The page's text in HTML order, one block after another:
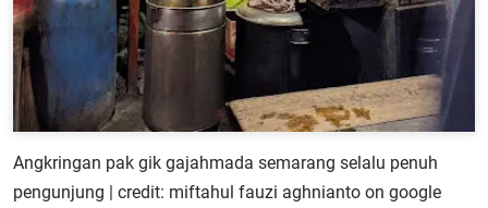
Angkringan pak gik gajahmada semarang selalu penuh
pengunjung | credit: miftahul fauzi aghnianto on google